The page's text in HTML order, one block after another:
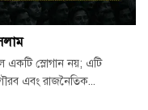
একটি স্লোগান নয়; এটি
এবং রাজনৈতিক...